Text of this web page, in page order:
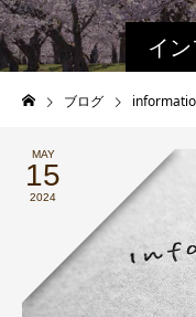
イ
ブログ
MAY
15
2024